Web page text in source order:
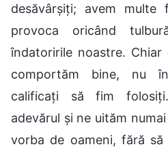
desăvârșiți; avem
provoca oricând
îndatoririle noastre.
comportăm bine, nu
calificați să fim
adevărul și ne uităm
vorba de oameni, fără să